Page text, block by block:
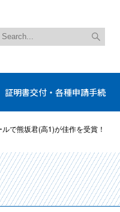
証明書交付・各種申請手続
で熊坂君(高1)が佳作を受賞！